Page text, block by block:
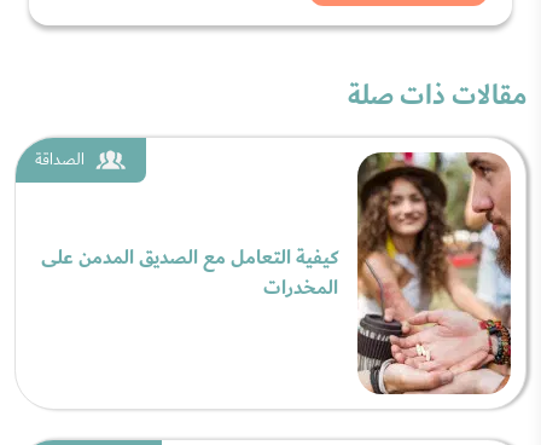
مقالات ذات صلة
الصداقة
كيفية التعامل مع الصديق المدمن على
المخدرات